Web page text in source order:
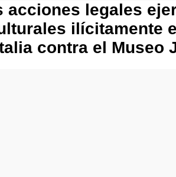
acciones legales
ilícitamente
contra el Museo